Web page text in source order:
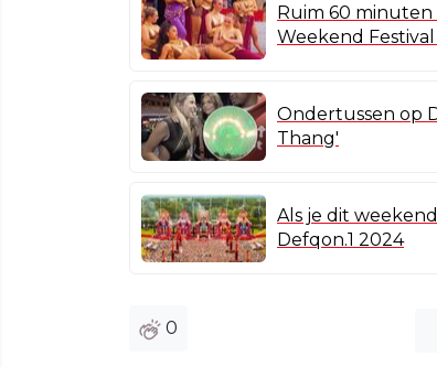
Ruim 60
Weekend
Ondertussen op
Thang'
Als je dit
Defqon.1 2024
0